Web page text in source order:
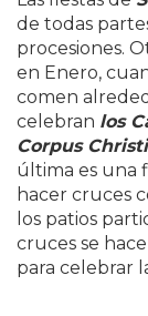
de todas
procesiones.
en Enero,
comen
celebran los
Corpus Christi
última es una
hacer cruces
los patios
cruces se
para celebrar